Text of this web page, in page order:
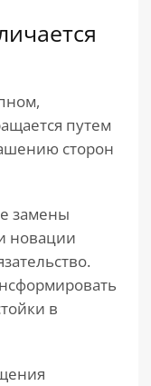
путем
сторон
замены
новации
в